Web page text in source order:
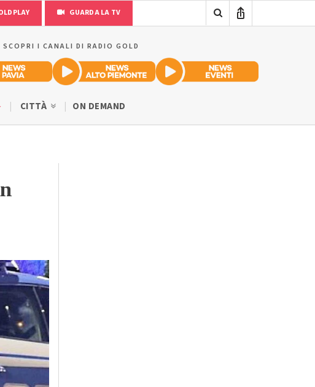
GUARDA LA TV
SCOPRI I CANALI DI RADIO GOLD
CITTÀ ON DEMAND